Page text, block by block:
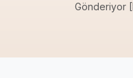
Gönderiyor